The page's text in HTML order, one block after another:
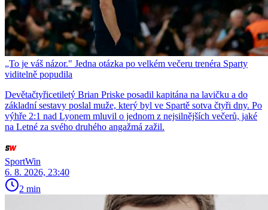
„To je váš názor." Jedna otázka po velkém večeru trenéra Sparty
viditelně popudila
Devětačtyřicetiletý Brian Priske posadil kapitána na lavičku a do
základní sestavy poslal muže, který byl ve Spartě sotva čtyři dny. Po
výhře 2:1 nad Lyonem mluvil o jednom z nejsilnějších večerů, jaké
na Letné za svého druhého angažmá zažil.
SportWin
6. 8. 2026, 23:40
2 min